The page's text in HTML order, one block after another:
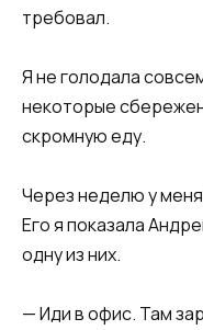
требовал.​
​Я не голодала
некоторые
скромную еду.​
​Через неделю у
Его я показала
одну из них.​
​— Иди в офис. Там